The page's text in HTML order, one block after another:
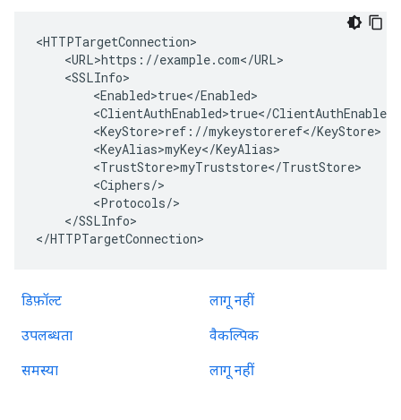
<HTTPTargetConnection>
    <URL>https://example.com</URL>
    <SSLInfo>
        <Enabled>true</Enabled>
        <ClientAuthEnabled>true</ClientAuthEnabled>
<KeyStore>ref://mykeystoreref</KeyStore>
        <KeyAlias>myKey</KeyAlias>
        <TrustStore>myTruststore</TrustStore>
        <Ciphers/>
        <Protocols/>
    </SSLInfo>
</HTTPTargetConnection>
डिफ़ॉल्ट लागू नहीं
उपलब्धता वैकल्पिक
समस्या लागू नहीं